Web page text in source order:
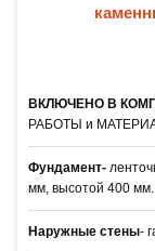
ВКЛЮЧЕНО В
РАБОТЫ и
Фундамент-
мм, высотой 400 мм.
Наружные стены-